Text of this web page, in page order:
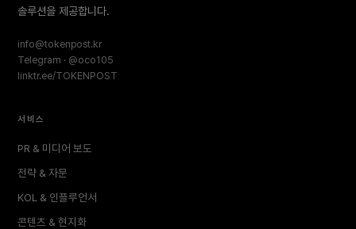
솔루션을 제공합니다.
info@tokenpost.kr
Telegram · @oco105
linktr.ee/TOKENPOST
서비스
PR & 미디어 보도
전략 & 자문
KOL & 인플루언서
콘텐츠 & 현지화